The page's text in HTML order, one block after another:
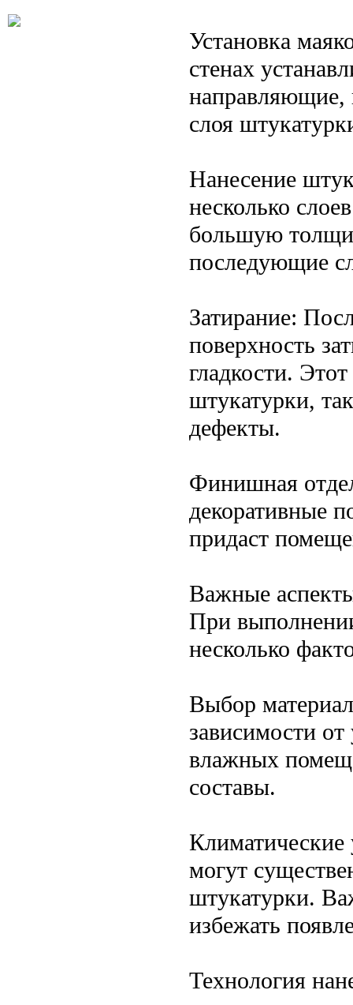
Установка
стенах
направляющие,
слоя
Нанесение
несколько
большую
последующие
Затирание:
поверхность
гладкости.
штукатурки,
дефекты.
Финишная
декоративные
придаст
Важные
При
несколько
Выбор
зависимости
влажных
составы.
Климатические
могут
штукатурки.
избежать
Технология